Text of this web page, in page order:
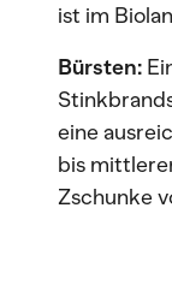
ist im
Bürsten:
eine
bis
Zschunke